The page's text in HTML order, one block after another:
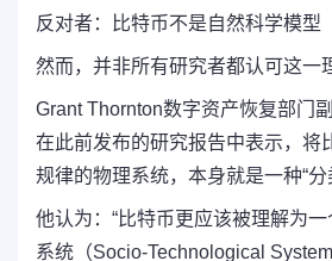
反对者：比特币不是自然科学模型
然而，并非所有研究者都认可这一
Grant Thornton数字资产恢复部门
在此前发布的研究报告中表示，将
规律的物理系统，本身就是一种“分
他认为：“比特币更应该被理解为
系统（Socio-Technological